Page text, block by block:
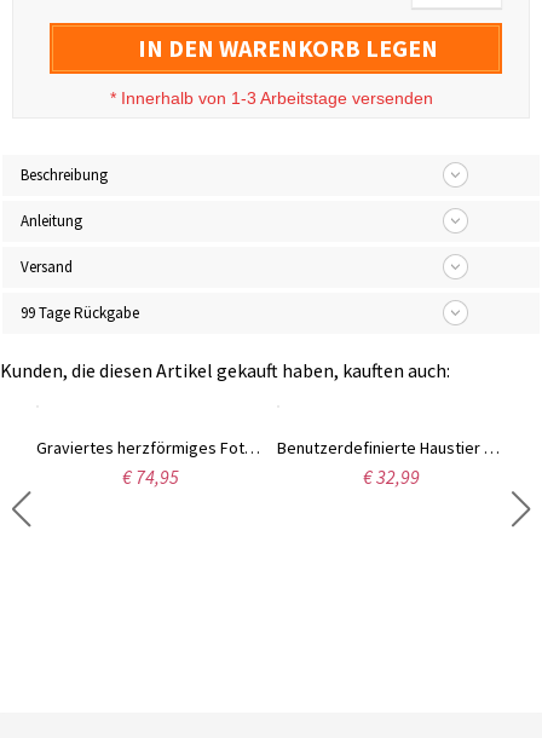
IN DEN WARENKORB LEGEN
* Innerhalb von 1-3 Arbeitstage versenden
Beschreibung
Anleitung
Versand
99 Tage Rückgabe
Kunden, die diesen Artikel gekauft haben, kauften auch:
Graviertes herzförmiges Foto-Armband in Silber
€ 74,95
Benutzerdefinierte Haustier Halskette Silber 925/Edelstahl Haustier Foto Schmuck für Haustier Memorial Hund Mom Geschenk
€ 32,99